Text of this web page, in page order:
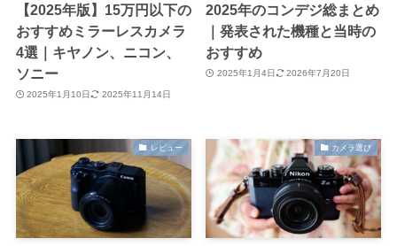
【2025年版】15万円以下の
おすすめミラーレスカメラ
4選｜キヤノン、ニコン、
ソニー
2025年1月10日 2025年11月14日
2025年のコンデジ総まとめ
｜発表された機種と当時の
おすすめ
2025年1月4日 2026年7月20日
レビュー カメラ選び